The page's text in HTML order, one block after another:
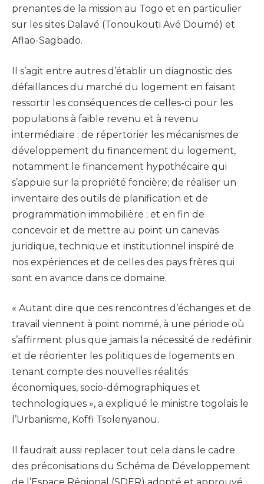
prenantes de la mission au Togo et en particulier
sur les sites Dalavé (Tonoukouti Avé Doumé) et
Aflao-Sagbado.
Il s’agit entre autres d’établir un diagnostic des
défaillances du marché du logement en faisant
ressortir les conséquences de celles-ci pour les
populations à faible revenu et à revenu
intermédiaire ; de répertorier les mécanismes de
développement du financement du logement,
notamment le financement hypothécaire qui
s’appuie sur la propriété foncière; de réaliser un
inventaire des outils de planification et de
programmation immobilière ; et en fin de
concevoir et de mettre au point un canevas
juridique, technique et institutionnel inspiré de
nos expériences et de celles des pays frères qui
sont en avance dans ce domaine.
« Autant dire que ces rencontres d’échanges et de
travail viennent à point nommé, à une période où
s’affirment plus que jamais la nécessité de redéfinir
et de réorienter les politiques de logements en
tenant compte des nouvelles réalités
économiques, socio-démographiques et
technologiques », a expliqué le ministre togolais le
l’Urbanisme, Koffi Tsolenyanou.
Il faudrait aussi replacer tout cela dans le cadre
des préconisations du Schéma de Développement